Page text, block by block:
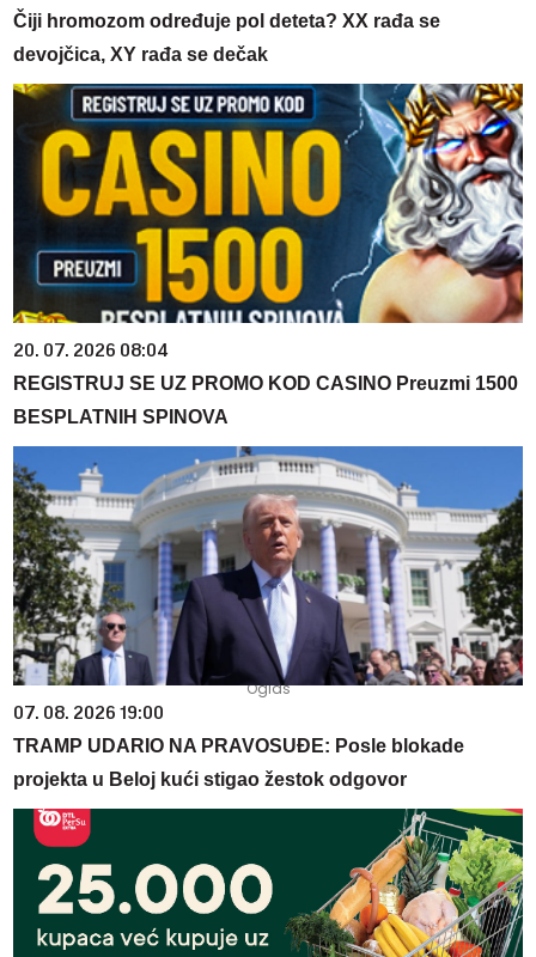
Čiji hromozom određuje pol deteta? XX rađa se
devojčica, XY rađa se dečak
20. 07. 2026 08:04
REGISTRUJ SE UZ PROMO KOD CASINO Preuzmi 1500
BESPLATNIH SPINOVA
07. 08. 2026 19:00
TRAMP UDARIO NA PRAVOSUĐE: Posle blokade
projekta u Beloj kući stigao žestok odgovor